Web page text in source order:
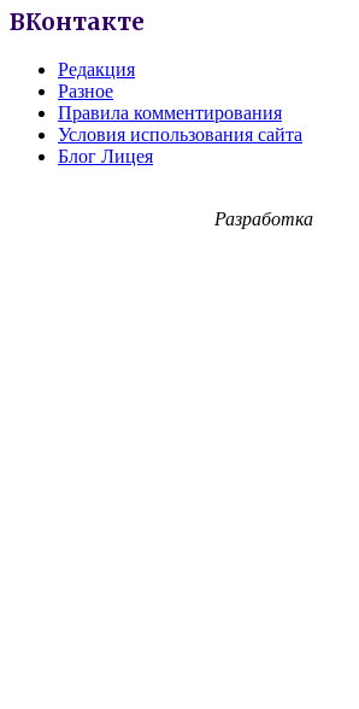
ВКонтакте
Редакция
Разное
Правила комментирования
Условия использования сайта
Блог Лицея
Разработка